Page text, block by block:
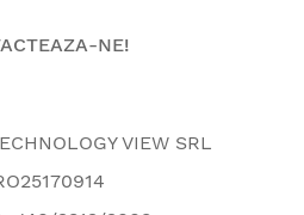
NE!
VIEW SRL